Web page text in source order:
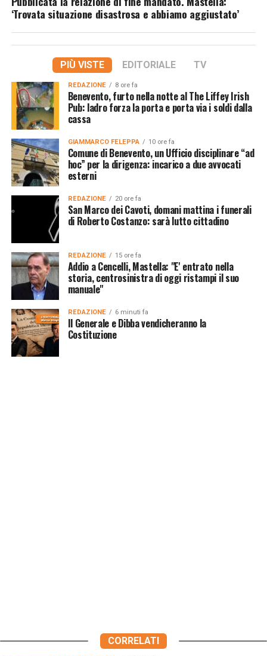
‘Trovata situazione disastrosa e abbiamo aggiustato’
PIÙ VISTE EDITORIALE TV
REDAZIONE 8 ore fa
Benevento, furto nella notte al The Liffey Irish
Pub: ladro forza la porta e porta via i soldi dalla
cassa
GIAMMARCO FELEPPA 10 ore fa
Comune di Benevento, un Ufficio disciplinare “ad
hoc” per la dirigenza: incarico a due avvocati
esterni
REDAZIONE 20 ore fa
San Marco dei Cavoti, domani mattina i funerali
di Roberto Costanzo: sarà lutto cittadino
REDAZIONE 15 ore fa
Addio a Cencelli, Mastella: "E' entrato nella
storia, centrosinistra di oggi ristampi il suo
manuale"
REDAZIONE 6 minuti fa
Il Generale e Dibba vendicheranno la
Costituzione
CORRELATI